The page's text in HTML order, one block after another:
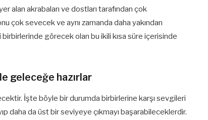
alan akrabaları ve dostları tarafından çok
çok sevecek ve aynı zamanda daha yakından
görecek olan bu ikili kısa süre içerisinde
geleceğe hazırlar
İşte böyle bir durumda birbirlerine karşı sevgileri
daha da üst bir seviyeye çıkmayı başarabileceklerdir.